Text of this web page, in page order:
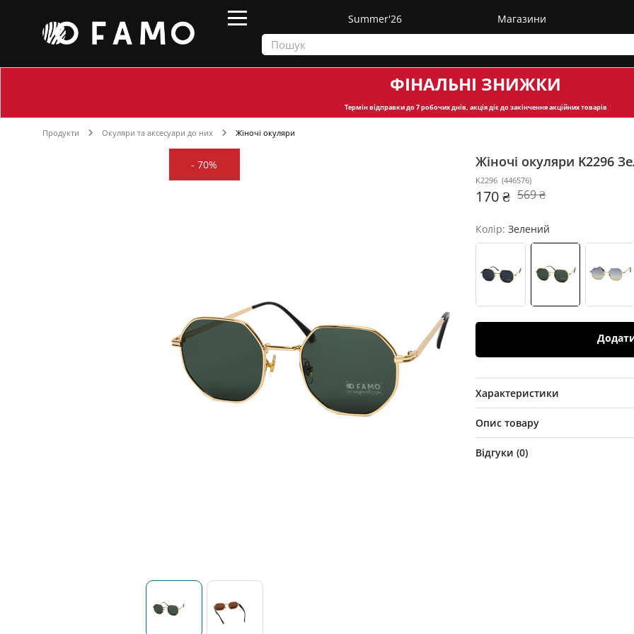
Summer'26 Магазини
ФІНАЛЬНІ ЗНИЖКИ
Термін відправкидо 7 робочих днів, акція діє до закінчення акційних товарів
Продукти Окуляри та аксесуари до них Жіночі окуляри
-70% Жіночі окуляри K2296
K2296 (446576)
170 ₴ 569 ₴
Колір: Зелений
Характеристики
Опис товару
Відгуки (0)